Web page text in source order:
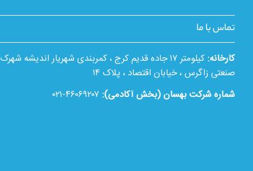
تماس با ما
کارخانه:
کیلومتر ۱۷ جاده قدیم کرج ، کمربندی شهریار اندیشه شهرک
صنعتی زاگرس ، خیابان اقتصاد ، پلاک ۱۴
شماره شرکت بهسان (بخش آکادمی): ۴۶۰۶۹۲۰۷-۰۲۱